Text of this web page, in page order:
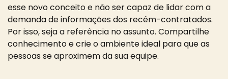
esse novo conceito e não ser capaz de lidar com a
demanda de informações dos recém-contratados.
Por isso, seja a referência no assunto. Compartilhe
conhecimento e crie o ambiente ideal para que as
pessoas se aproximem da sua equipe.